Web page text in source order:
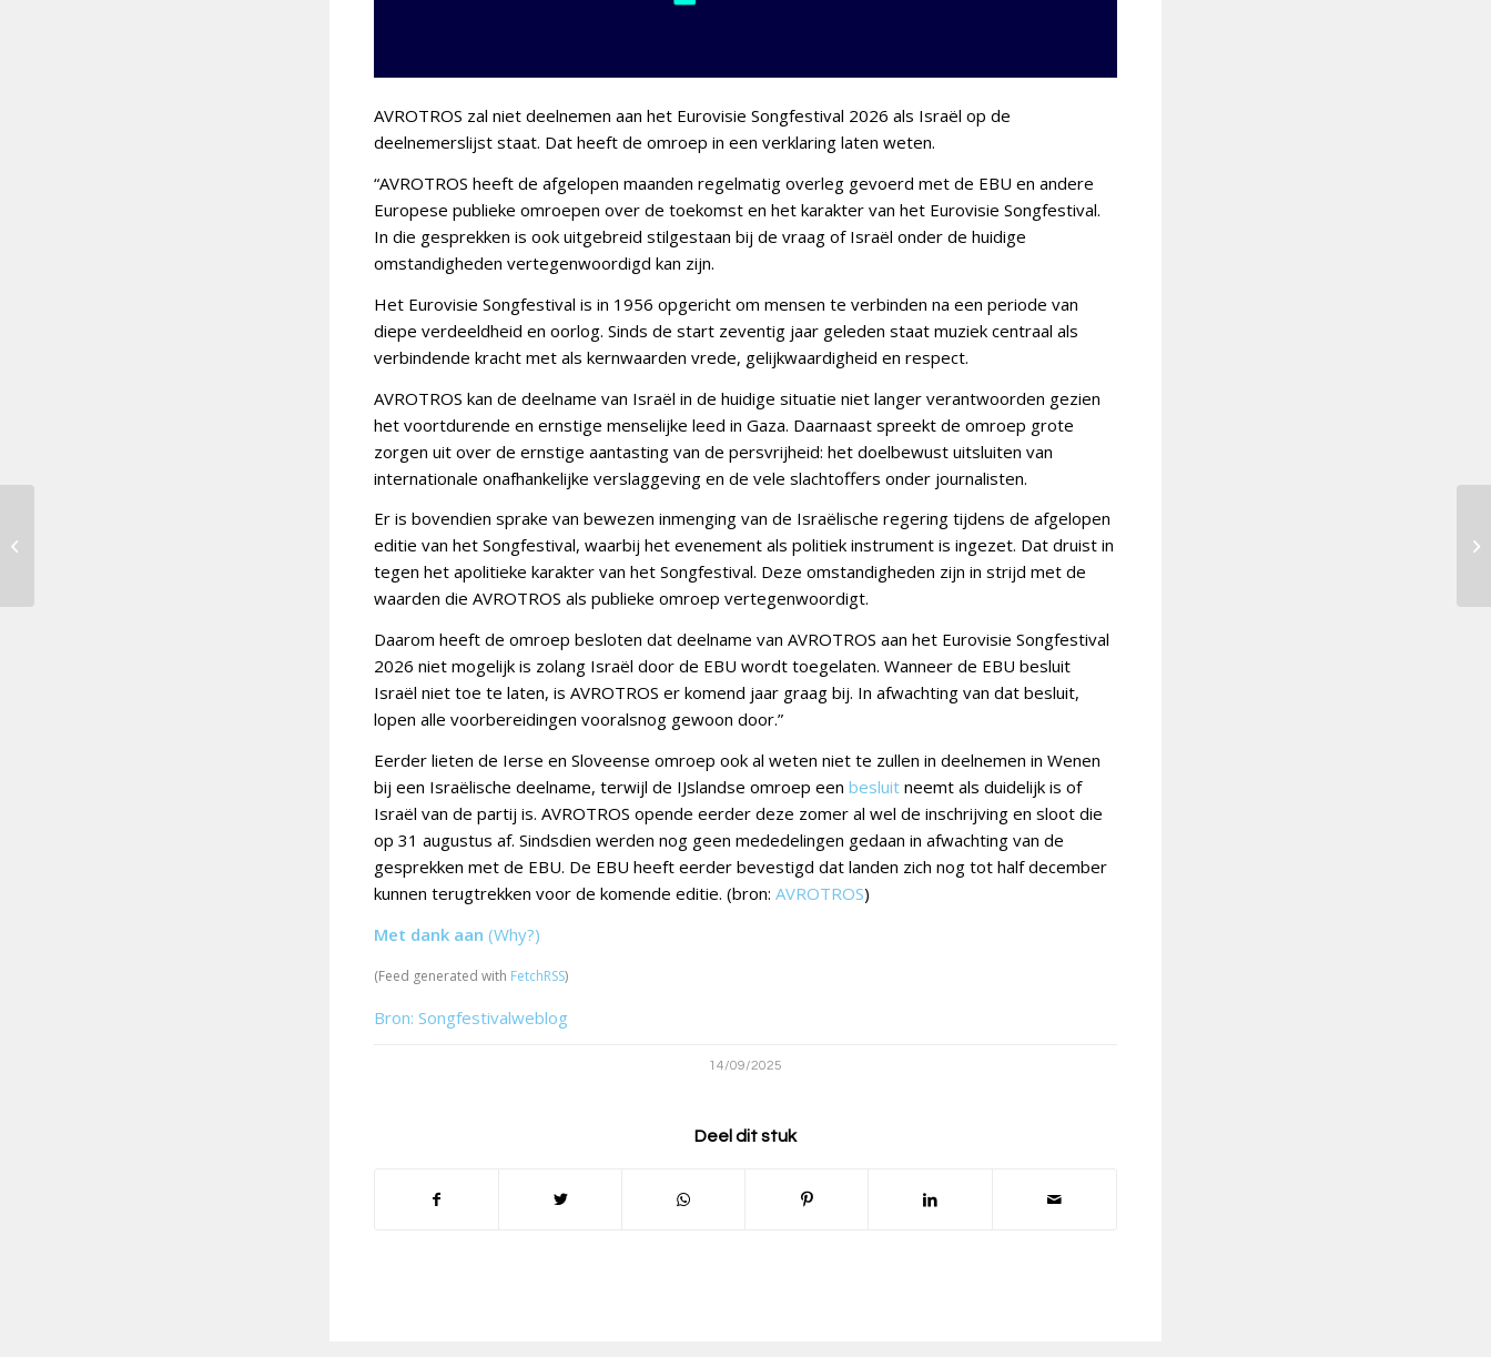
AVROTROS zal niet deelnemen aan het Eurovisie Songfestival 2026 als Israël op de
deelnemerslijst staat. Dat heeft de omroep in een verklaring laten weten.
“AVROTROS heeft de afgelopen maanden regelmatig overleg gevoerd met de EBU en andere
Europese publieke omroepen over de toekomst en het karakter van het Eurovisie Songfestival.
In die gesprekken is ook uitgebreid stilgestaan bij de vraag of Israël onder de huidige
omstandigheden vertegenwoordigd kan zijn.
Het Eurovisie Songfestival is in 1956 opgericht om mensen te verbinden na een periode van
diepe verdeeldheid en oorlog. Sinds de start zeventig jaar geleden staat muziek centraal als
verbindende kracht met als kernwaarden vrede, gelijkwaardigheid en respect.
AVROTROS kan de deelname van Israël in de huidige situatie niet langer verantwoorden gezien
het voortdurende en ernstige menselijke leed in Gaza. Daarnaast spreekt de omroep grote
zorgen uit over de ernstige aantasting van de persvrijheid: het doelbewust uitsluiten van
internationale onafhankelijke verslaggeving en de vele slachtoffers onder journalisten.
Er is bovendien sprake van bewezen inmenging van de Israëlische regering tijdens de afgelopen
editie van het Songfestival, waarbij het evenement als politiek instrument is ingezet. Dat druist in
tegen het apolitieke karakter van het Songfestival. Deze omstandigheden zijn in strijd met de
waarden die AVROTROS als publieke omroep vertegenwoordigt.
Daarom heeft de omroep besloten dat deelname van AVROTROS aan het Eurovisie Songfestival
2026 niet mogelijk is zolang Israël door de EBU wordt toegelaten. Wanneer de EBU besluit
Israël niet toe te laten, is AVROTROS er komend jaar graag bij. In afwachting van dat besluit,
lopen alle voorbereidingen vooralsnog gewoon door.”
Eerder lieten de Ierse en Sloveense omroep ook al weten niet te zullen in deelnemen in Wenen
bij een Israëlische deelname, terwijl de IJslandse omroep een besluit neemt als duidelijk is of
Israël van de partij is. AVROTROS opende eerder deze zomer al wel de inschrijving en sloot die
op 31 augustus af. Sindsdien werden nog geen mededelingen gedaan in afwachting van de
gesprekken met de EBU. De EBU heeft eerder bevestigd dat landen zich nog tot half december
kunnen terugtrekken voor de komende editie. (bron: AVROTROS)
Met dank aan (Why?)
(Feed generated with FetchRSS)
Bron: Songfestivalweblog
14/09/2025
Deel dit stuk